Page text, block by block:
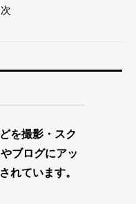
を撮影・スク
ブログにアッ
れています。